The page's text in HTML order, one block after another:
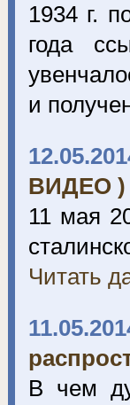
1934 г.
года
и
ВИДЕО )
11 мая
Читать
В чем